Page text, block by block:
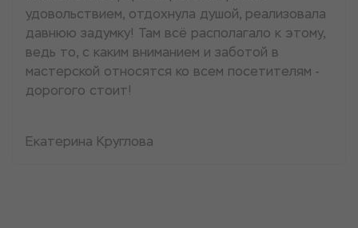
удовольствием, отдохнула душой, реализовала
давнюю задумку! Там всё располагало к этому,
ведь то, с каким вниманием и заботой в
мастерской относятся ко всем посетителям -
дорогого стоит!
Екатерина Круглова